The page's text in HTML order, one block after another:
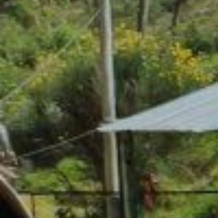
Ver todo los tours